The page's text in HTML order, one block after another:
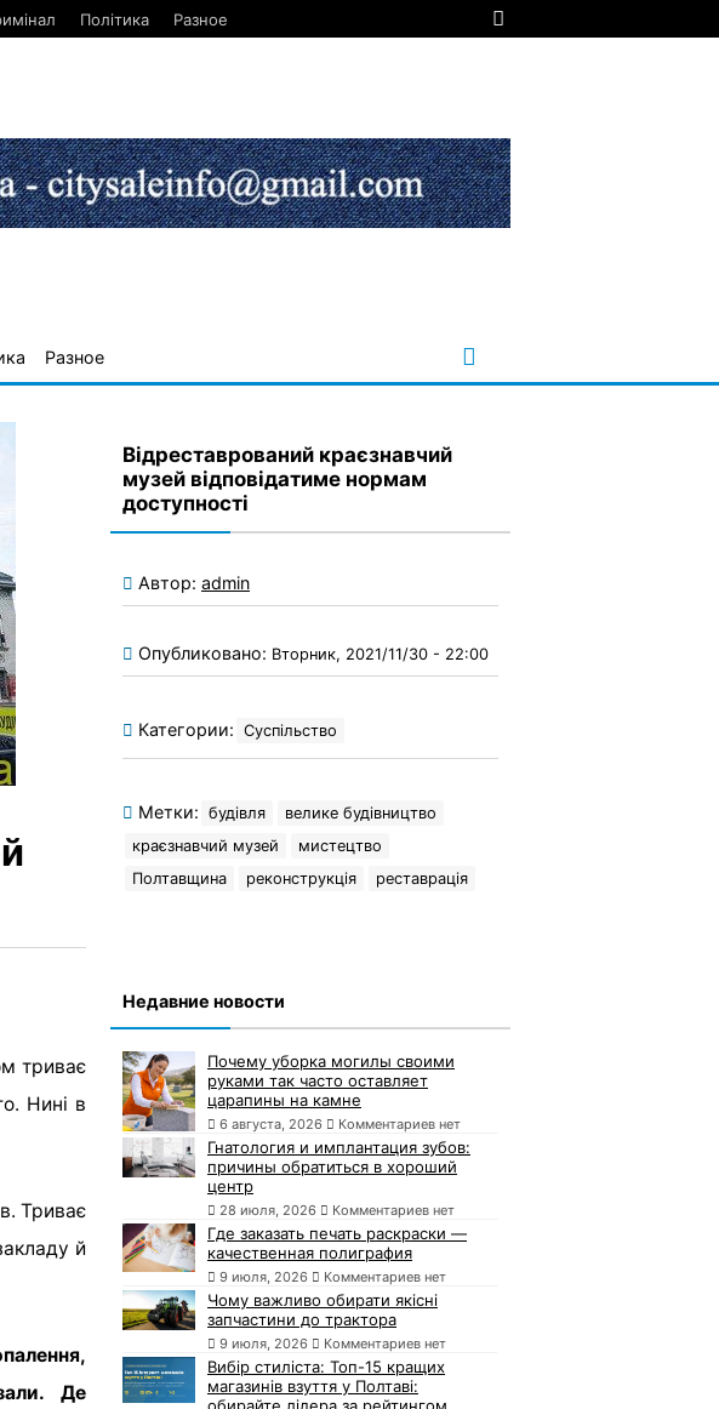
Політика Разное
Разное
триває
Нині в
Триває
й
Де
Відреставрований краєзнавчий
музей відповідатиме нормам
доступності
Автор: admin
Опубликовано: Вторник, 2021/11/30 - 22:00
Категории: Суспільство
Метки: будівля
велике будівництво
краєзнавчий музей
мистецтво
Полтавщина
реконструкція реставрація
Недавние новости
Почему уборка могилы своими
руками так часто оставляет
царапины на камне
6 августа, 2026 Комментариев нет
Гнатология и имплантация зубов:
причины обратиться в хороший
центр
28 июля, 2026 Комментариев нет
Где заказать печать раскраски —
качественная полиграфия
9 июля, 2026 Комментариев нет
Чому важливо обирати якісні
запчастини до трактора
9 июля, 2026 Комментариев нет
Вибір стиліста: Топ-15 кращих
магазинів взуття у Полтаві:
обирайте лідера за рейтингом